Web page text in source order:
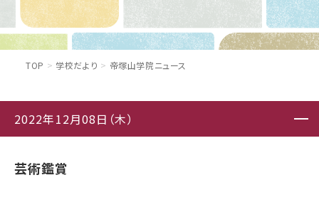
TOP 学校だより 帝塚山学院ニュース
2022年12月08日（木）
芸術鑑賞